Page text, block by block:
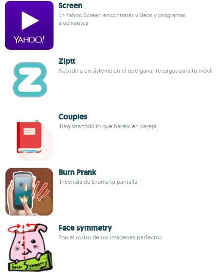
Screen
En Yahoo Screen encontrarás vídeos y programas
alucinantes
Ziptt
Accede a un sistema en el que ganar recargas para tu móvil
Couples
¡Registra todo lo que hacéis en pareja!
Burn Prank
¡Incendia de broma tu pantalla!
Face symmetry
Pon el rostro de tus imágenes perfectos